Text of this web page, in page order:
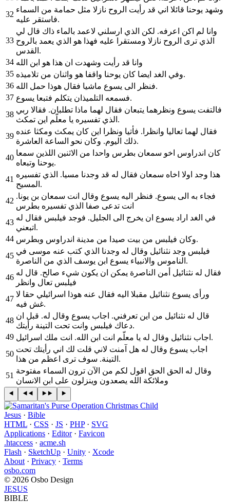
32
وشهد يوحنا قائلا اني قد رأيت الروح نازلا مثل حمامة من السماء
فاستقر عليه.
33
وانا لم اكن اعرفه. لكن الذي ارسلني لاعمد بالماء ذاك قال لي
الذي ترى الروح نازلا ومستقرا عليه فهذا هو الذي يعمد بالروح
القدس.
34 وانا قد رأيت وشهدت ان هذا هو ابن الله
35
وفي الغد ايضا كان يوحنا واقفا هو واثنان من تلاميذه.
36
فنظر الى يسوع ماشيا فقال هوذا حمل الله.
37
فسمعه التلميذان يتكلم فتبعا يسوع.
38
فالتفت يسوع ونظرهما يتبعان فقال لهما ماذا تطلبان. فقالا ربي
الذي تفسيره يا معلّم اين تمكث.
39
فقال لهما تعاليا وانظرا. فأتيا ونظرا اين كان يمكث ومكثا عنده
ذلك اليوم. وكان نحو الساعة العاشرة.
40
كان اندراوس اخو سمعان بطرس واحدا من الاثنين اللذين سمعا
يوحنا وتبعاه.
41
هذا وجد اولا اخاه سمعان فقال له قد وجدنا مسيا. الذي تفسيره
المسيح.
42
فجاء به الى يسوع. فنظر اليه يسوع وقال انت سمعان بن يونا.
انت تدعى صفا الذي تفسيره بطرس
43
في الغد اراد يسوع ان يخرج الى الجليل. فوجد فيلبس فقال له
اتبعني.
44
وكان فيلبس من بيت صيدا من مدينة اندراوس وبطرس.
45
فيلبس وجد نثنائيل وقال له وجدنا الذي كتب عنه موسى في
الناموس والانبياء يسوع ابن يوسف الذي من الناصرة.
46
فقال له نثنائيل أمن الناصرة يمكن ان يكون شيء صالح. قال له
فيلبس تعال وانظر
47
ورأى يسوع نثنائيل مقبلا اليه فقال عنه هوذا اسرائيلي حقا لا
غش فيه.
48
قال له نثنائيل من اين تعرفني. اجاب يسوع وقال له. قبل ان
دعاك فيلبس وانت تحت التينة رأيتك.
49
اجاب نثنائيل وقال له يا معلّم انت ابن الله. انت ملك اسرائيل.
50
اجاب يسوع وقال له هل آمنت لاني قلت لك اني رأيتك تحت
التينة. سوف ترى اعظم من هذا.
51
وقال له الحق الحق اقول لكم من الآن ترون السماء مفتوحة
وملائكة الله يصعدون وينزلون على ابن الانسان
Jesus · Bible
HTML · CSS · JS · PHP· SVG
Applications · Editor· Favicon
.htaccess · acme.sh
Flash · SketchUp · Unity · Xcode
About · Privacy · Terms
osbo.com
© 2026 Osbo Design
JESUS
BIBLE